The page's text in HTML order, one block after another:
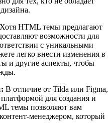
Хотя HTML темы предлагают
возможности для
с уникальными
легко внести изменения в
и другие аспекты, чтобы
В отличие от Tilda или Figma,
для создания и
темы позволяют вам
менеджером, который